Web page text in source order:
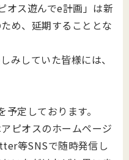
ス遊んでe計画」は新
め、延期することとな
みしていた皆様には、
定しております。
ピオスのホームページ
等SNSで随時発信し